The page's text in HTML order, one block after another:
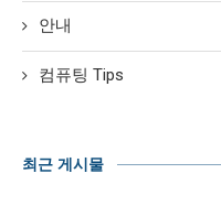
안내
컴퓨팅 Tips
최근 게시물